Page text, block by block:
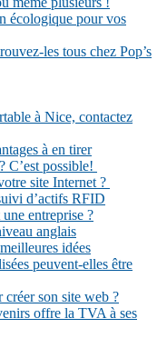
écologique pour vos
les tous chez Pop’s
à Nice, contactez
à en tirer
C’est possible!
site Internet ?
d’actifs RFID
entreprise ?
anglais
idées
peuvent-elles être
son site web ?
offre la TVA à ses